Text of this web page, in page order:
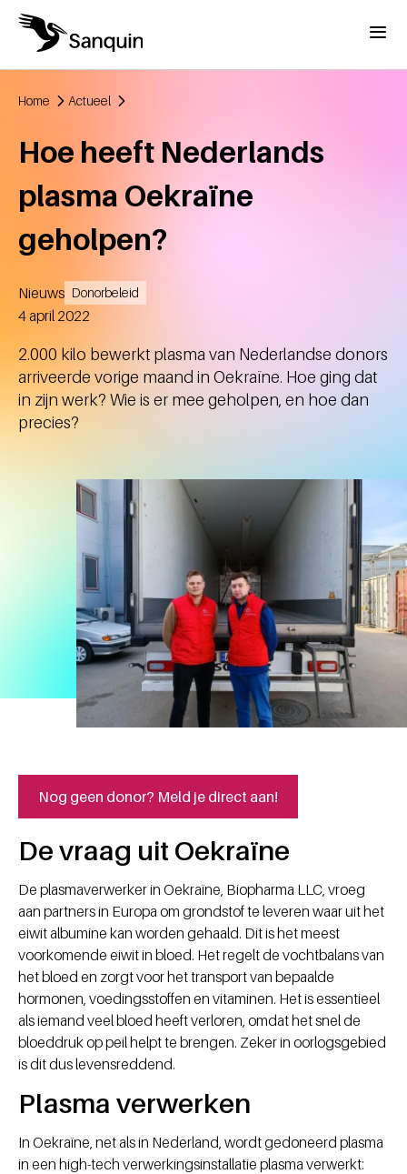
Overslaan en naar de inhoud gaan
Menu
Home Actueel
Hoe heeft Nederlands
plasma Oekraïne
geholpen?
Nieuws Donorbeleid
Aangemaakt
4 april 2022
2.000 kilo bewerkt plasma van Nederlandse donors
arriveerde vorige maand in Oekraïne. Hoe ging dat
in zijn werk? Wie is er mee geholpen, en hoe dan
precies?
Nog geen donor? Meld je direct aan!
De vraag uit Oekraïne
De plasmaverwerker in Oekraïne, Biopharma LLC, vroeg
aan partners in Europa om grondstof te leveren waar uit het
eiwit albumine kan worden gehaald. Dit is het meest
voorkomende eiwit in bloed. Het regelt de vochtbalans van
het bloed en zorgt voor het transport van bepaalde
hormonen, voedingsstoffen en vitaminen. Het is essentieel
als iemand veel bloed heeft verloren, omdat het snel de
bloeddruk op peil helpt te brengen. Zeker in oorlogsgebied
is dit dus levensreddend.
Plasma verwerken
In Oekraïne, net als in Nederland, wordt gedoneerd plasma
in een high-tech verwerkingsinstallatie plasma verwerkt: